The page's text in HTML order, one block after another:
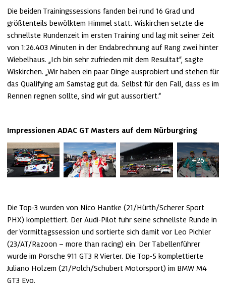
Die beiden Trainingssessions fanden bei rund 16 Grad und
größtenteils bewölktem Himmel statt. Wiskirchen setzte die
schnellste Rundenzeit im ersten Training und lag mit seiner Zeit
von 1:26.403 Minuten in der Endabrechnung auf Rang zwei hinter
Wiebelhaus. „Ich bin sehr zufrieden mit dem Resultat“, sagte
Wiskirchen. „Wir haben ein paar Dinge ausprobiert und stehen für
das Qualifying am Samstag gut da. Selbst für den Fall, dass es im
Rennen regnen sollte, sind wir gut aussortiert.“
Impressionen ADAC GT Masters auf dem Nürburgring
+26
Die Top-3 wurden von Nico Hantke (21/Hürth/Scherer Sport
PHX) komplettiert. Der Audi-Pilot fuhr seine schnellste Runde in
der Vormittagssession und sortierte sich damit vor Leo Pichler
(23/AT/Razoon – more than racing) ein. Der Tabellenführer
wurde im Porsche 911 GT3 R Vierter. Die Top-5 komplettierte
Juliano Holzem (21/Polch/Schubert Motorsport) im BMW M4
GT3 Evo.